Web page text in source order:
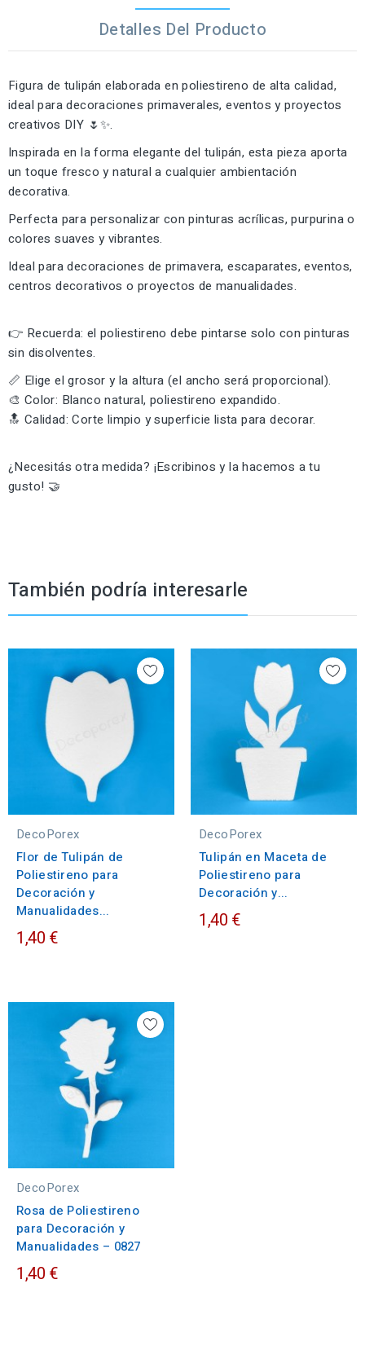
Detalles Del Producto
Figura de tulipán elaborada en poliestireno de alta calidad,
ideal para decoraciones primaverales, eventos y proyectos
creativos DIY 🌷✨.
Inspirada en la forma elegante del tulipán, esta pieza aporta
un toque fresco y natural a cualquier ambientación
decorativa.
Perfecta para personalizar con pinturas acrílicas, purpurina o
colores suaves y vibrantes.
Ideal para decoraciones de primavera, escaparates, eventos,
centros decorativos o proyectos de manualidades.
👉 Recuerda: el poliestireno debe pintarse solo con pinturas
sin disolventes.
📏 Elige el grosor y la altura (el ancho será proporcional).
🎨 Color: Blanco natural, poliestireno expandido.
🔝 Calidad: Corte limpio y superficie lista para decorar.
¿Necesitás otra medida? ¡Escribinos y la hacemos a tu
gusto! 🤝
También podría interesarle
DecoPorex
Flor de Tulipán de
Poliestireno para
Decoración y
Manualidades...
1,40 €
DecoPorex
Tulipán en Maceta de
Poliestireno para
Decoración y...
1,40 €
DecoPorex
Rosa de Poliestireno
para Decoración y
Manualidades – 0827
1,40 €